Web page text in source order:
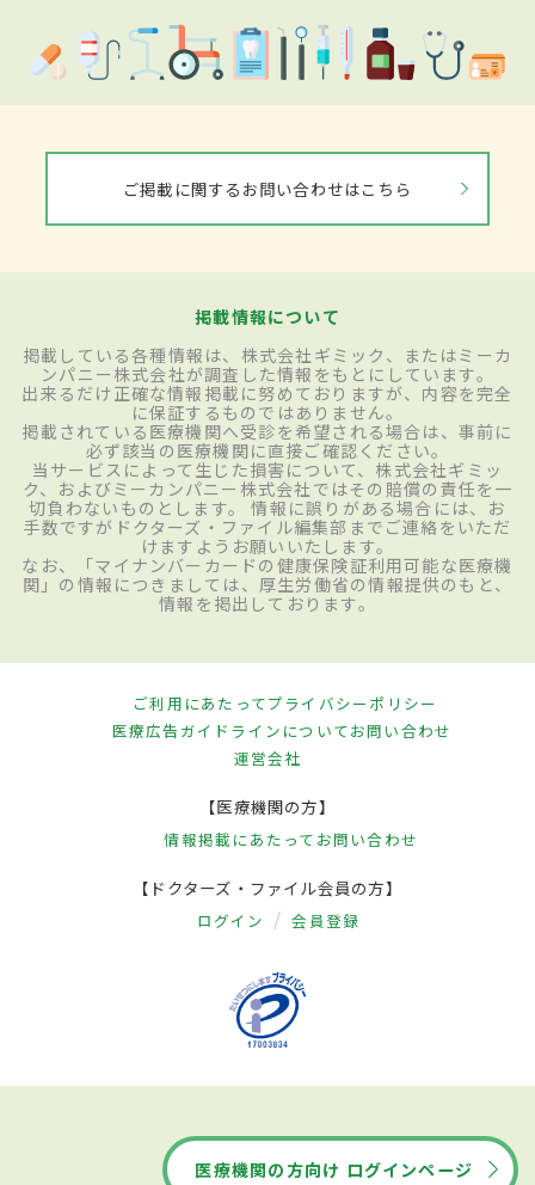
ご掲載に関するお問い合わせはこちら
掲載情報について
掲載している各種情報は、株式会社ギミック、またはミーカ
ンパニー株式会社が調査した情報をもとにしています。
出来るだけ正確な情報掲載に努めておりますが、内容を完全
に保証するものではありません。
掲載されている医療機関へ受診を希望される場合は、事前に
必ず該当の医療機関に直接ご確認ください。
当サービスによって生じた損害について、株式会社ギミッ
ク、およびミーカンパニー株式会社ではその賠償の責任を一
切負わないものとします。 情報に誤りがある場合には、お
手数ですがドクターズ・ファイル編集部までご連絡をいただ
けますようお願いいたします。
なお、「マイナンバーカードの健康保険証利用可能な医療機
関」の情報につきましては、厚生労働省の情報提供のもと、
情報を掲出しております。
ご利用にあたってプライバシーポリシー
医療広告ガイドラインについてお問い合わせ
運営会社
【医療機関の方】
情報掲載にあたって お問い合わせ
【ドクターズ・ファイル会員の方】
ログイン 会員登録
医療機関の方向け ログインページ